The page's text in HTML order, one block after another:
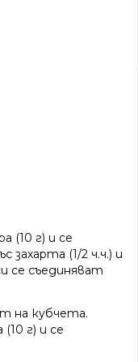
(10 г) и се
захарта (1/2 ч.ч.) и
се съединяват
на кубчета.
г) и се